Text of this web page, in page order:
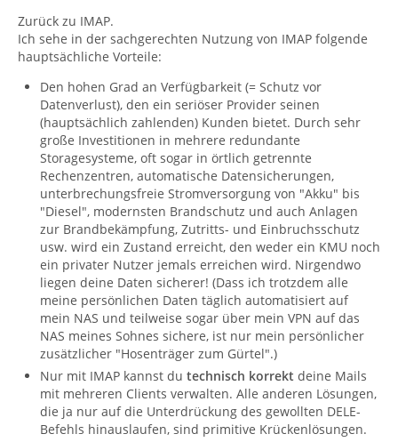
Zurück zu IMAP.
Ich sehe in der sachgerechten Nutzung von IMAP folgende
hauptsächliche Vorteile:
Den hohen Grad an Verfügbarkeit (= Schutz vor
Datenverlust), den ein seriöser Provider seinen
(hauptsächlich zahlenden) Kunden bietet. Durch sehr
große Investitionen in mehrere redundante
Storagesysteme, oft sogar in örtlich getrennte
Rechenzentren, automatische Datensicherungen,
unterbrechungsfreie Stromversorgung von "Akku" bis
"Diesel", modernsten Brandschutz und auch Anlagen
zur Brandbekämpfung, Zutritts- und Einbruchsschutz
usw. wird ein Zustand erreicht, den weder ein KMU noch
ein privater Nutzer jemals erreichen wird. Nirgendwo
liegen deine Daten sicherer! (Dass ich trotzdem alle
meine persönlichen Daten täglich automatisiert auf
mein NAS und teilweise sogar über mein VPN auf das
NAS meines Sohnes sichere, ist nur mein persönlicher
zusätzlicher "Hosenträger zum Gürtel".)
Nur mit IMAP kannst du technisch korrekt deine Mails
mit mehreren Clients verwalten. Alle anderen Lösungen,
die ja nur auf die Unterdrückung des gewollten DELE-
Befehls hinauslaufen, sind primitive Krückenlösungen.